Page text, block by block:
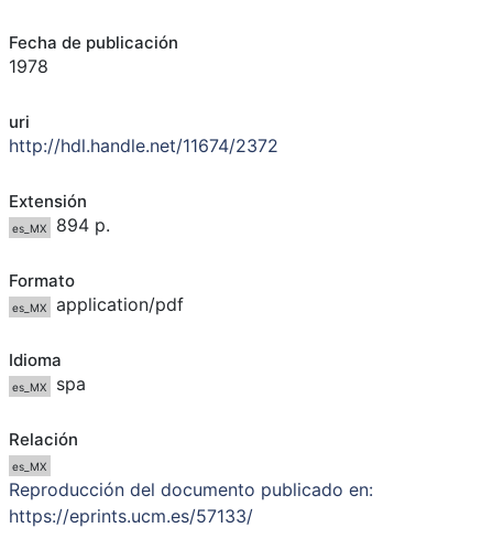
Fecha de publicación
1978
uri
http://hdl.handle.net/11674/2372
Extensión
es_MX 894 p.
Formato
es_MX application/pdf
Idioma
es_MX spa
Relación
es_MX
Reproducción del documento publicado en:
https://eprints.ucm.es/57133/